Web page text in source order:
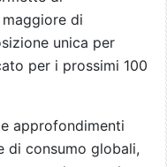
di
unica per
per i prossimi 100
approfondimenti
di consumo globali,